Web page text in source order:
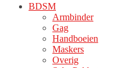
BDSM
Armbinder
Gag
Handboeien
Maskers
Overig